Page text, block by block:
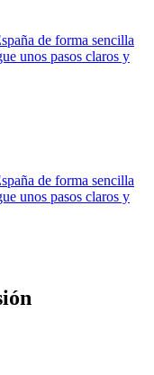
de forma sencilla
unos pasos claros y
de forma sencilla
unos pasos claros y